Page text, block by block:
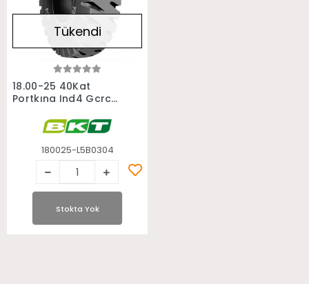
Stokta Yok
Tükendi
18.00-25 40Kat
Portkıng Ind4 Gcrc
Forklift Lastiği
180025-L5B0304
Stokta Yok